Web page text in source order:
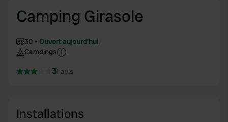
Camping Girasole
30
Ouvert aujourd'hui
Campings
31 avis
Installations